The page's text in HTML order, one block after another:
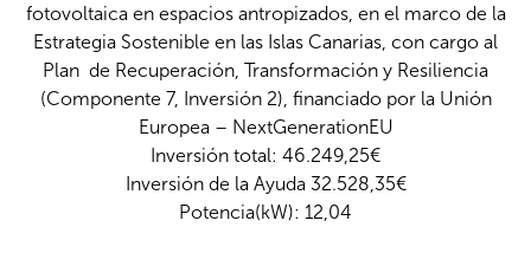
fotovoltaica en espacios antropizados, en el marco de la
Estrategia Sostenible en las Islas Canarias, con cargo al
Plan de Recuperación, Transformación y Resiliencia
(Componente 7, Inversión 2), financiado por la Unión
Europea – NextGenerationEU
Inversión total: 46.249,25€
Inversión de la Ayuda 32.528,35€
Potencia(kW): 12,04